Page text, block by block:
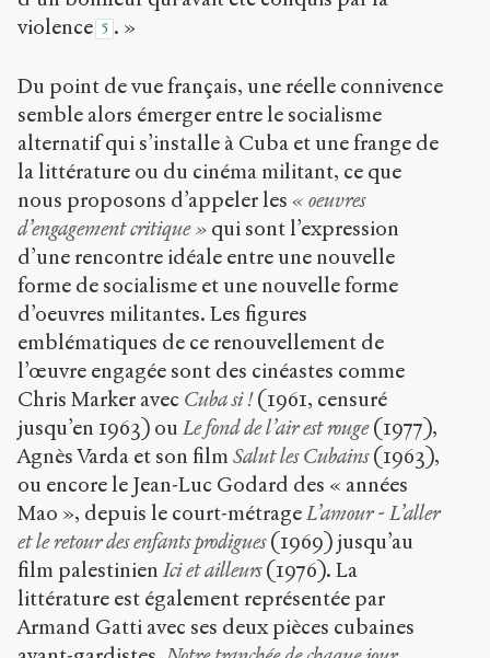
violence 5 . »
Du point de vue français, une réelle connivence
semble alors émerger entre le socialisme
alternatif qui s’installe à Cuba et une frange de
la littérature ou du cinéma militant, ce que
nous proposons d’appeler les « oeuvres
d’engagement critique » qui sont l’expression
d’une rencontre idéale entre une nouvelle
forme de socialisme et une nouvelle forme
d’oeuvres militantes. Les figures
emblématiques de ce renouvellement de
l’œuvre engagée sont des cinéastes comme
Chris Marker avec Cuba si !(1961, censuré
jusqu’en 1963) ou Le fond de l’air est rouge(1977),
Agnès Varda et son filmSalut les Cubains(1963),
ou encore le Jean-Luc Godard des « années
Mao », depuis le court-métrageL’amour - L’aller
et le retour des enfants prodigues(1969) jusqu’au
film palestinien Ici et ailleurs(1976). La
littérature est également représentée par
Armand Gatti avec ses deux pièces cubaines